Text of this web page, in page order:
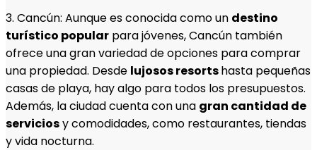
3. Cancún: Aunque es conocida como un destino
turístico popular para jóvenes, Cancún también
ofrece una gran variedad de opciones para comprar
una propiedad. Desde lujosos resortshasta pequeñas
casas de playa, hay algo para todos los presupuestos.
Además, la ciudad cuenta con una gran cantidad de
serviciosy comodidades, como restaurantes, tiendas
y vida nocturna.